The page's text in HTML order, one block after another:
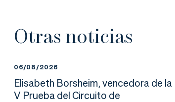
Otras noticias
06/08/2026
Elisabeth Borsheim, vencedora de la
V Prueba del Circuito de